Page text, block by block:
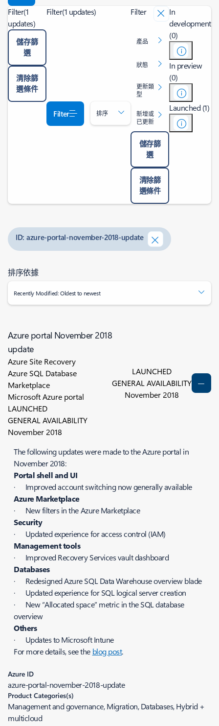
Filter(1
updates)
儲存篩
選
清除篩
選條件
Filter(1 updates)
Filter 排序
Filter
產品
狀態
更新類
型
新增或
已更新
儲存篩
選
清除篩
選條件
In
development
(0)
In preview
(0)
Launched (1)
ID: azure-portal-november-2018-update
排序依據
Recently Modified: Oldest to newest
Azure portal November 2018
update
Azure Site Recovery
Azure SQL Database
Marketplace
Microsoft Azure portal
LAUNCHED
GENERAL AVAILABILITY
November 2018
LAUNCHED
GENERAL AVAILABILITY
November 2018
The following updates were made to the Azure portal in
November 2018:
Portal shell and UI
· Improved account switching now generally available
Azure Marketplace
· New filters in the Azure Marketplace
Security
· Updated experience for access control (IAM)
Management tools
· Improved Recovery Services vault dashboard
Databases
· Redesigned Azure SQL Data Warehouse overview blade
· Updated experience for SQL logical server creation
· New “Allocated space” metric in the SQL database
overview
Others
· Updates to Microsoft Intune
For more details, see the blog post.
Azure ID
azure-portal-november-2018-update
Product Categories(s)
Management and governance, Migration, Databases, Hybrid +
multicloud